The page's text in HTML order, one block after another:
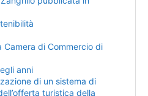
Camera di Commercio di
anni
di un sistema di
turistica della